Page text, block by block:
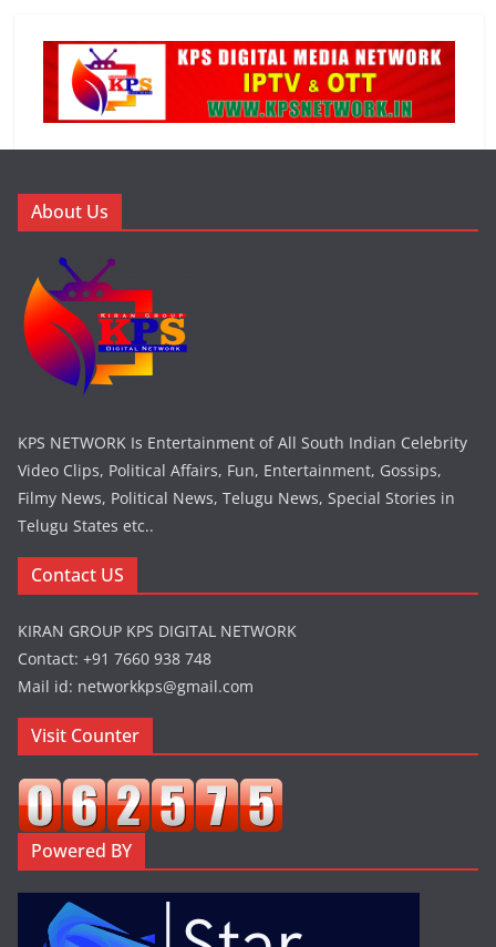
About Us
KPS NETWORK Is Entertainment of All South Indian Celebrity
Video Clips, Political Affairs, Fun, Entertainment, Gossips,
Filmy News, Political News, Telugu News, Special Stories in
Telugu States etc..
Contact US
KIRAN GROUP KPS DIGITAL NETWORK
Contact: +91 7660 938 748
Mail id: networkkps@gmail.com
Visit Counter
Powered BY